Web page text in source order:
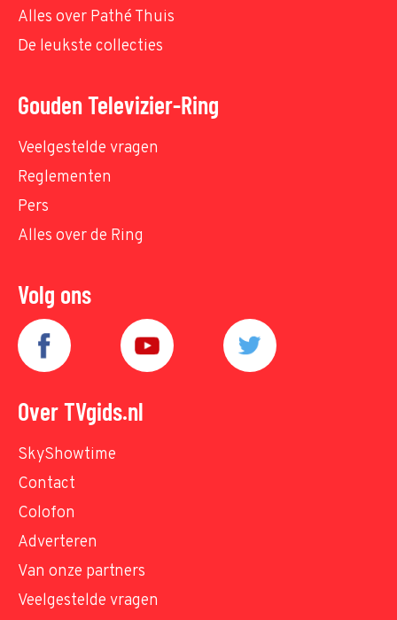
Alles over Pathé Thuis
De leukste collecties
Gouden Televizier-Ring
Veelgestelde vragen
Reglementen
Pers
Alles over de Ring
Volg ons
Over TVgids.nl
SkyShowtime
Contact
Colofon
Adverteren
Van onze partners
Veelgestelde vragen